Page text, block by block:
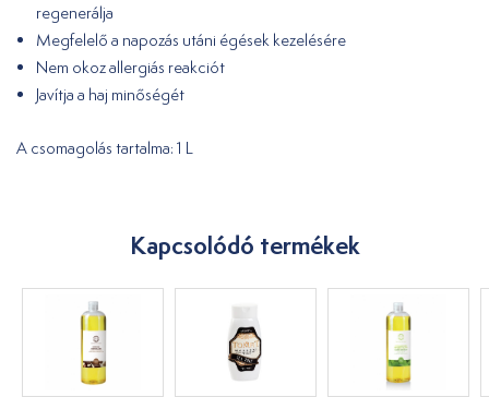
regenerálja
Megfelelő a napozás utáni égések kezelésére
Nem okoz allergiás reakciót
Javítja a haj minőségét
A csomagolás tartalma: 1 L
Kapcsolódó termékek